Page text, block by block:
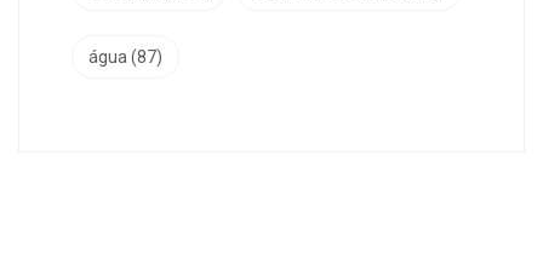
água (87)